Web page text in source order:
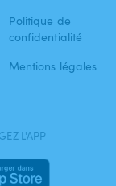
Politique de
confidentialité
Mentions légales
L'APP